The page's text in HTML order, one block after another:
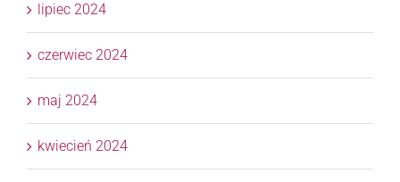
lipiec 2024
czerwiec 2024
maj 2024
kwiecień 2024